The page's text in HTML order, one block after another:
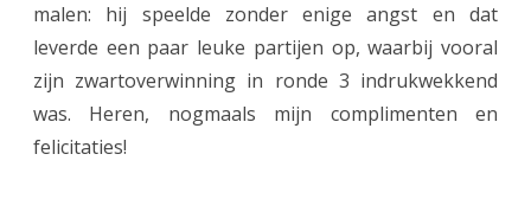
malen: hij speelde zonder enige angst en dat
leverde een paar leuke partijen op, waarbij vooral
zijn zwartoverwinning in ronde 3 indrukwekkend
was. Heren, nogmaals mijn complimenten en
felicitaties!